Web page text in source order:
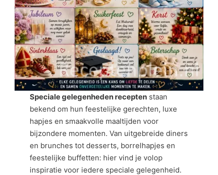
Speciale gelegenheden recepten staan
bekend om hun feestelijke gerechten, luxe
hapjes en smaakvolle maaltijden voor
bijzondere momenten. Van uitgebreide diners
en brunches tot desserts, borrelhapjes en
feestelijke buffetten: hier vind je volop
inspiratie voor iedere speciale gelegenheid.